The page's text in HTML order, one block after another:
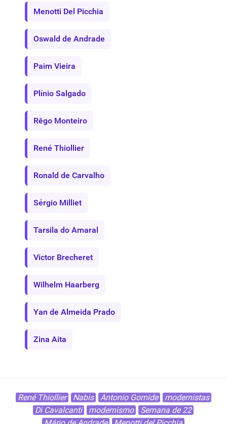
Menotti Del Picchia
Oswald de Andrade
Paim Vieira
Plínio Salgado
Rêgo Monteiro
René Thiollier
Ronald de Carvalho
Sérgio Milliet
Tarsila do Amaral
Victor Brecheret
Wilhelm Haarberg
Yan de Almeida Prado
Zina Aita
René Thiollier Nabis Antonio Gomide
modernistas
Di Cavalcanti
modernismo
Semana de 22